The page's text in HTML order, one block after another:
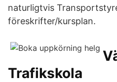
naturligtvis
föreskrifter/kursplan.
Trafikskola